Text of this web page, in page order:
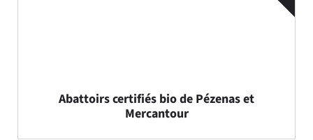
Abattoirs certifiés bio de Pézenas et
Mercantour